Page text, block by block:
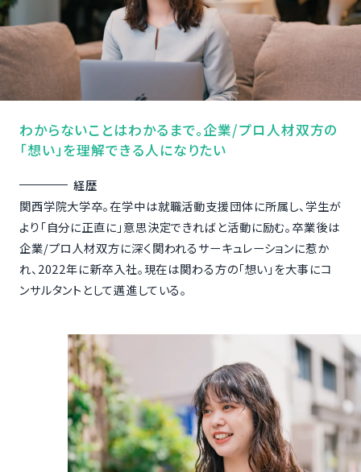
わからないことはわかるまで。企業/プロ人材双方の
「想い」を理解できる人になりたい
経歴
関西学院大学卒。在学中は就職活動支援団体に所属し、学生が
より「自分に正直に」意思決定できればと活動に励む。卒業後は
企業/プロ人材双方に深く関われるサーキュレーションに惹か
れ、2022年に新卒入社。現在は関わる方の「想い」を大事にコ
ンサルタントとして邁進している。